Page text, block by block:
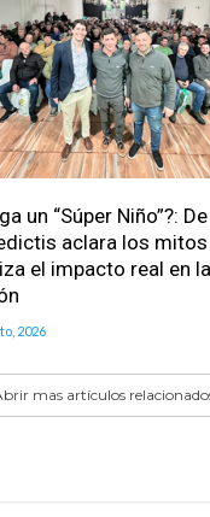
un “Súper Niño”?: De
aclara los
el impacto real en la
2026
mas artículos